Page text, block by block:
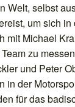
Welt, selbst
um sich in
mit Michael
zu
und Peter
in der
für das